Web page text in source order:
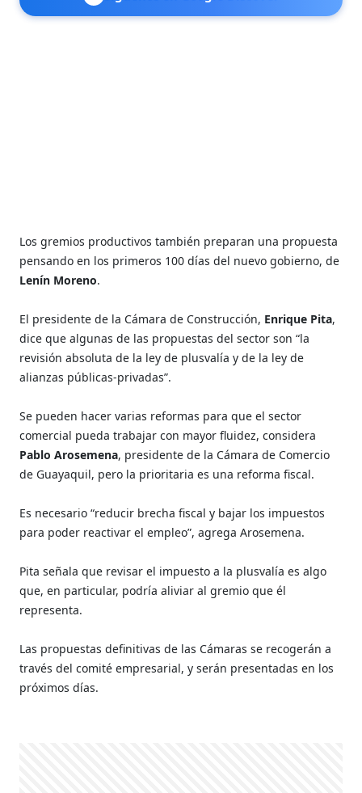
Los gremios productivos también preparan una propuesta
pensando en los primeros 100 días del nuevo gobierno, de
Lenín Moreno.
El presidente de la Cámara de Construcción, Enrique Pita,
dice que algunas de las propuestas del sector son “la
revisión absoluta de la ley de plusvalía y de la ley de
alianzas públicas-privadas”.
Se pueden hacer varias reformas para que el sector
comercial pueda trabajar con mayor fluidez, considera
Pablo Arosemena, presidente de la Cámara de Comercio
de Guayaquil, pero la prioritaria es una reforma fiscal.
Es necesario “reducir brecha fiscal y bajar los impuestos
para poder reactivar el empleo”, agrega Arosemena.
Pita señala que revisar el impuesto a la plusvalía es algo
que, en particular, podría aliviar al gremio que él
representa.
Las propuestas definitivas de las Cámaras se recogerán a
través del comité empresarial, y serán presentadas en los
próximos días.